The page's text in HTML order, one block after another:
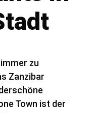
zu
Zanzibar
Town ist der